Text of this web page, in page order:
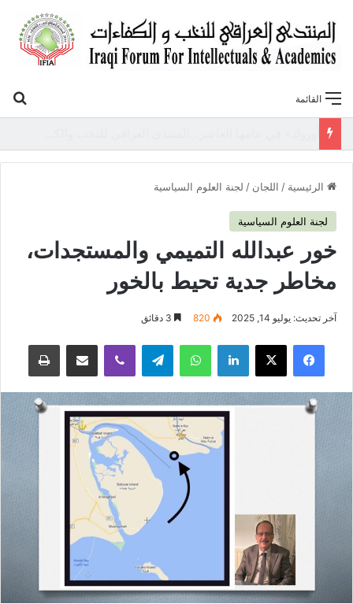
القائمة
الرئيسية / اللجان / لجنة العلوم السياسية
لجنة العلوم السياسية
خور عبدالله التميمي والمستجدات،
مخاطر جدية تحيط بالخور
آخر تحديث: يوليو 14, 2025 820
فيسبوك لينكدإن واتساب